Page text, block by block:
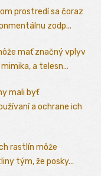
prostredí sa čoraz
zodp...
mať značný vplyv
a telesn...
mali byť
a ochrane ich
rastlín môže
tým, že posky...